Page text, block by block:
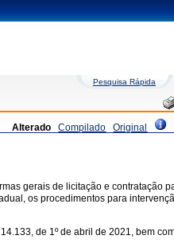
Pesquisa Rápida
Alterado Compilado Original
gerais de licitação e contratação
os procedimentos para
de 1º de abril de 2021, bem